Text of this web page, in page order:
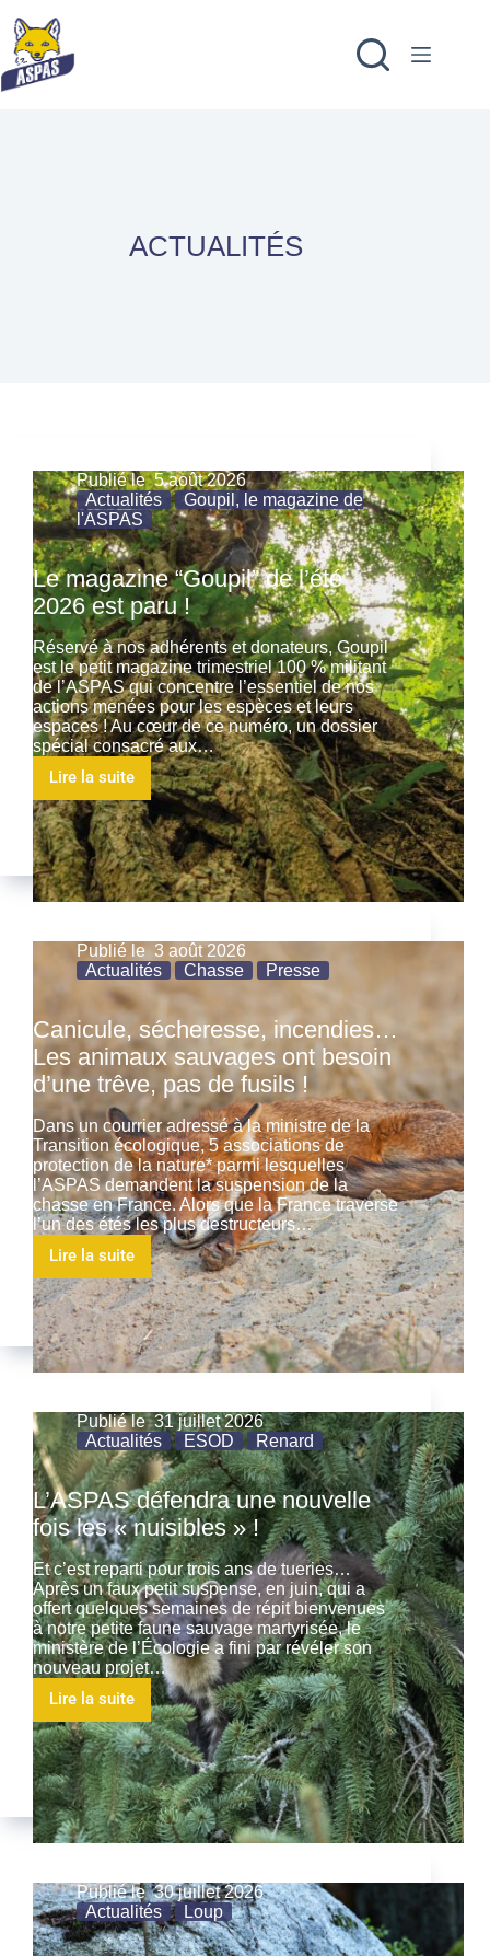
ACTUALITÉS
Publié le 5 août 2026
Actualités
Goupil, le magazine de
l'ASPAS
Le magazine “Goupil” de l’été
2026 est paru !
Réservé à nos adhérents et donateurs, Goupil
est le petit magazine trimestriel 100 % militant
de l’ASPAS qui concentre l’essentiel de nos
actions menées pour les espèces et leurs
espaces ! Au cœur de ce numéro, un dossier
spécial consacré aux…
Lire la suite
Publié le 3 août 2026
Actualités
Chasse Presse
Canicule, sécheresse, incendies…
Les animaux sauvages ont besoin
d’une trêve, pas de fusils !
Dans un courrier adressé à la ministre de la
Transition écologique, 5 associations de
protection de la nature* parmi lesquelles
l’ASPAS demandent la suspension de la
chasse en France. Alors que la France traverse
l’un des étés les plus destructeurs…
Lire la suite
Publié le 31 juillet 2026
Actualités
ESOD Renard
L’ASPAS défendra une nouvelle
fois les « nuisibles » !
Et c’est reparti pour trois ans de tueries…
Après un faux petit suspense, en juin, qui a
offert quelques semaines de répit bienvenues
à notre petite faune sauvage martyrisée, le
ministère de l’Écologie a fini par révéler son
nouveau projet…
Lire la suite
Publié le 30 juillet 2026
Actualités
Loup